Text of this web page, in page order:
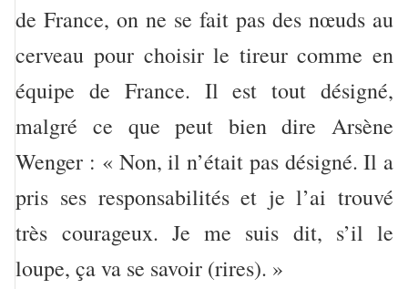
de France, on ne se fait pas des nœuds au
cerveau pour choisir le tireur comme en
équipe de France. Il est tout désigné,
malgré ce que peut bien dire Arsène
Wenger : « Non, il n’était pas désigné. Il a
pris ses responsabilités et je l’ai trouvé
très courageux. Je me suis dit, s’il le
loupe, ça va se savoir (rires). »